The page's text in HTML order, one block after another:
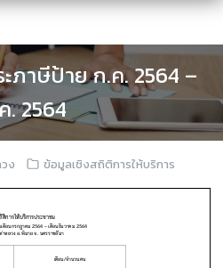
ะภาษีป้าย ก.ค. 2564 –
. 2564
ง ข้อมูลเชิงสถิติการให้บริการ